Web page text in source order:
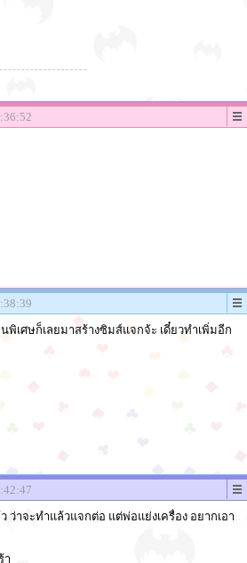
เศษก็เลยมาสร้างซิมส์แจกจ้ะ เดี๋ยวทำเพิ่มอีก
ว่าจะทำแล้วแจกต่อ แต่พ่อแย่งเครื่อง อยากเอา
า